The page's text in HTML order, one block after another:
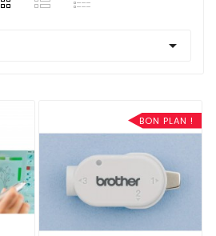

BON PLAN !